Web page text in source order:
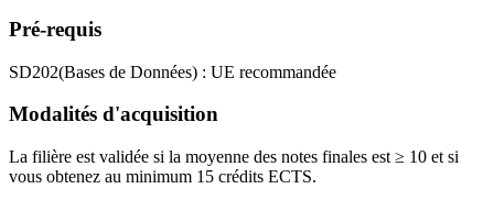
Pré-requis
SD202(Bases de Données) : UE recommandée
Modalités d'acquisition
La filière est validée si la moyenne des notes finales est ≥ 10 et si
vous obtenez au minimum 15 crédits ECTS.